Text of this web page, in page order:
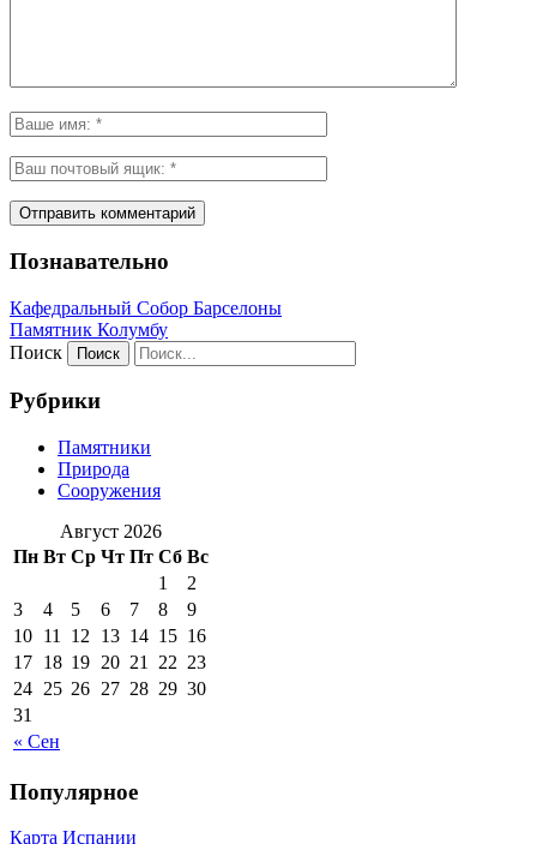
Познавательно
Кафeдрaльный Собор Барселоны
Пaмятник Колумбу
Поиск
Рубрики
Памятники
Природа
Сооружения
Август 2026
Пн Вт Ср Чт Пт Сб Вс
« Сен
1
2
3
4 5 6 7 8
9
10 11 12 13 14 15 16
17 18 19 20 21 22 23
24 25 26 27 28 29 30
31
Популярное
Карта Испании